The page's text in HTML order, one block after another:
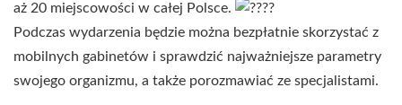
aż 20 miejscowości w całej Polsce.
Podczas wydarzenia będzie można bezpłatnie skorzystać z
mobilnych gabinetów i sprawdzić najważniejsze parametry
swojego organizmu, a także porozmawiać ze specjalistami.